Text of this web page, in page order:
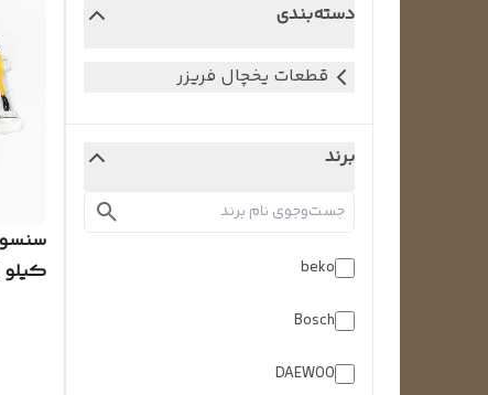
دسته‌بندی
قطعات یخچال فریزر
برند
beko
Bosch
DAEWOO
کیلو